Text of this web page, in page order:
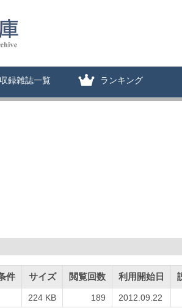
収録雑誌一覧 ランキング
件 サイズ 閲覧回数 利用開始日
224 KB 189 2012.09.22